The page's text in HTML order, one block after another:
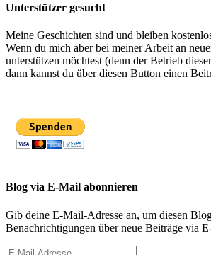
Unterstützer gesucht
Meine Geschichten sind und bleiben
Wenn du mich aber bei meiner Arbeit an
unterstützen möchtest (denn der Betrieb
dann kannst du über diesen Button einen
Blog via E-Mail abonnieren
Gib deine E-Mail-Adresse an, um diesen
Benachrichtigungen über neue Beiträge via
E-